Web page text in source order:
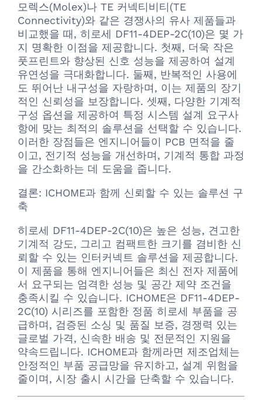
모렉스(Molex)나 TE 커넥티비티(TE
Connectivity)와 같은 경쟁사의 유사 제품들과
비교했을 때, 히로세 DF11-4DEP-2C(10)은 몇 가
지 명확한 이점을 제공합니다. 첫째, 더욱 작은
풋프린트와 향상된 신호 성능을 제공하여 설계
유연성을 극대화합니다. 둘째, 반복적인 사용에
도 뛰어난 내구성을 자랑하며, 이는 제품의 장기
적인 신뢰성을 보장합니다. 셋째, 다양한 기계적
구성 옵션을 제공하여 특정 시스템 설계 요구사
항에 맞는 최적의 솔루션을 선택할 수 있습니다.
이러한 장점들은 엔지니어들이 PCB 면적을 줄
이고, 전기적 성능을 개선하며, 기계적 통합 과정
을 간소화하는 데 도움을 줍니다.
결론: ICHOME과 함께 신뢰할 수 있는 솔루션 구
축
히로세 DF11-4DEP-2C(10)은 높은 성능, 견고한
기계적 강도, 그리고 컴팩트한 크기를 겸비한 신
뢰할 수 있는 인터커넥트 솔루션을 제공합니다.
이 제품을 통해 엔지니어들은 최신 전자 제품에
서 요구되는 엄격한 성능 및 공간 제약 조건을
충족시킬 수 있습니다. ICHOME은 DF11-4DEP-
2C(10) 시리즈를 포함한 정품 히로세 부품을 공
급하며, 검증된 소싱 및 품질 보증, 경쟁력 있는
글로벌 가격, 신속한 배송 및 전문적인 지원을
약속드립니다. ICHOME과 함께라면 제조업체는
안정적인 부품 공급망을 유지하고, 설계 위험을
줄이며, 시장 출시 시간을 단축할 수 있습니다.